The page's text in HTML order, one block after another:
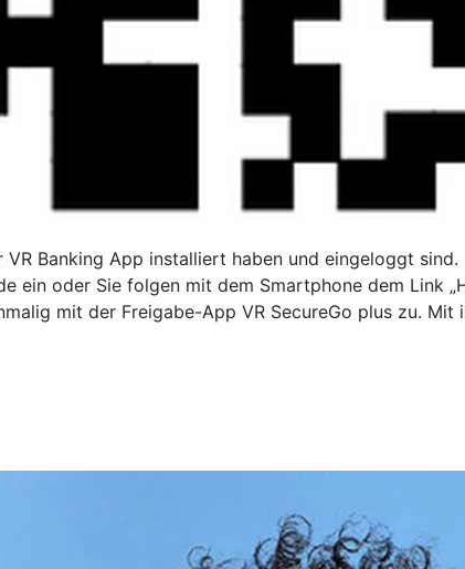
Banking App installiert haben und eingeloggt sind.
ein oder Sie folgen mit dem Smartphone dem Link
mit der Freigabe-App VR SecureGo plus zu.